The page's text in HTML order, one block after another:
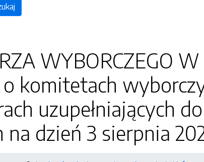
WYBORCZEGO W
komitetach
uzupełniających
dzień 3 sierpnia